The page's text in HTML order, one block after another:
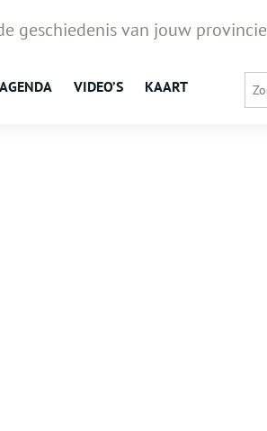
geschiedenis van jouw provincie
VIDEO’S KAART